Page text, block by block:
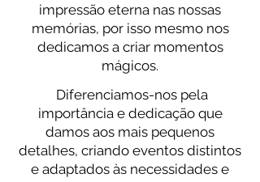
impressão eterna nas nossas
memórias, por isso mesmo nos
dedicamos a criar momentos
mágicos.
Diferenciamos-nos pela
importância e dedicação que
damos aos mais pequenos
detalhes, criando eventos distintos
e adaptados às necessidades e